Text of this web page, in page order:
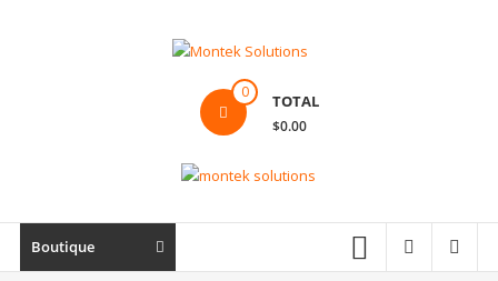
Ordinateur,
0 TOTAL
$0.00
Boutique